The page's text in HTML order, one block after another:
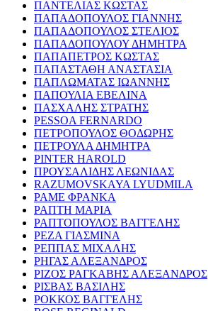
ΠΑΝΤΕΛΙΑΣ ΚΩΣΤΑΣ
ΠΑΠΑΔΟΠΟΥΛΟΣ ΓΙΑΝΝΗΣ
ΠΑΠΑΔΟΠΟΥΛΟΣ ΣΤΕΛΙΟΣ
ΠΑΠΑΔΟΠΟΥΛΟΥ ΔΗΜΗΤΡΑ
ΠΑΠΑΠΕΤΡΟΣ ΚΩΣΤΑΣ
ΠΑΠΑΣΤΑΘΗ ΑΝΑΣΤΑΣΙΑ
ΠΑΠΛΩΜΑΤΑΣ ΙΩΑΝΝΗΣ
ΠΑΠΟΥΛΙΑ ΕΒΕΛΙΝΑ
ΠΑΣΧΑΛΗΣ ΣΤΡΑΤΗΣ
PESSOA FERNARDO
ΠΕΤΡΟΠΟΥΛΟΣ ΘΟΔΩΡΗΣ
ΠΕΤΡΟΥΛΑ ΔΗΜΗΤΡΑ
PINTER HAROLD
ΠΡΟΥΣΑΛΙΔΗΣ ΛΕΩΝΙΔΑΣ
RAZUMOVSKAYA LYUDMILA
ΡΑΜΕ ΦΡΑΝΚΑ
ΡΑΠΤΗ ΜΑΡΙΑ
ΡΑΠΤΟΠΟΥΛΟΣ ΒΑΓΓΕΛΗΣ
ΡΕΖΑ ΓΙΑΣΜΙΝΑ
ΡΕΠΠΑΣ ΜΙΧΑΛΗΣ
ΡΗΓΑΣ ΑΛΕΞΑΝΔΡΟΣ
ΡΙΖΟΣ ΡΑΓΚΑΒΗΣ ΑΛΕΞΑΝΔΡΟΣ
ΡΙΣΒΑΣ ΒΑΣΙΛΗΣ
ΡΟΚΚΟΣ ΒΑΓΓΕΛΗΣ